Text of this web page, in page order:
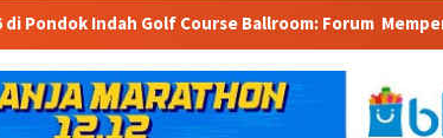
Course Ballroom: Forum Mempertemukan